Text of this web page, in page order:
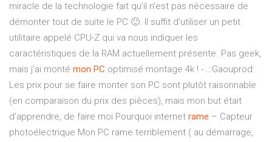
miracle de la technologie fait qu’il n’est pas nécessaire de
démonter tout de suite le PC 🙂. Il suffit d’utiliser un petit
utilitaire appelé CPU-Z qui va nous indiquer les
caractéristiques de la RAM actuellement présente. Pas geek,
mais j'ai monté mon PC optimisé montage 4k ! - .::Gaouprod:
Les prix pour se faire monter son PC sont plutôt raisonnable
(en comparaison du prix des pièces), mais mon but était
d’apprendre, de faire moi Pourquoi internet rame – Capteur
photoélectrique Mon PC rame terriblement ( au démarrage,